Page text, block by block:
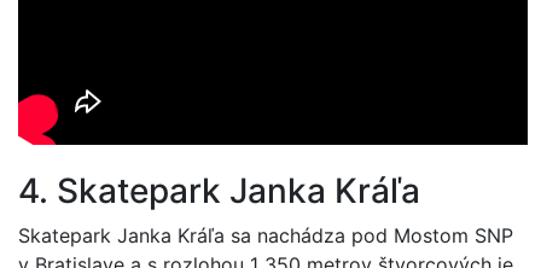
4. Skatepark Janka Kráľa
Skatepark Janka Kráľa sa nachádza pod Mostom SNP